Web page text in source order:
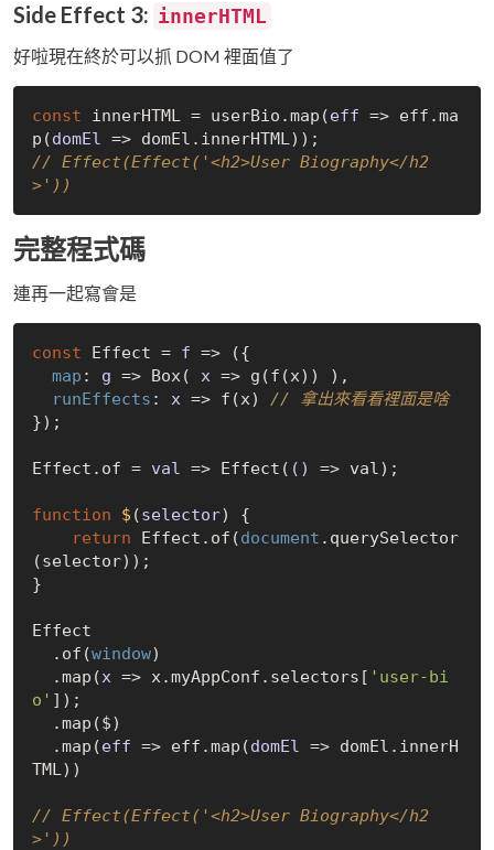
Side Effect 3: innerHTML
好啦現在終於可以抓 DOM 裡面值了
const innerHTML = userBio.map(eff => eff.ma
p(domEl =>
// Effect(Effect('<h2>User Biography</h2
>'))
完整程式碼
連再一起寫會是
const Effect = f => ({
map : g => Box( x => g(f(x)) ),
runEffects : x => f(x) // 拿出來看看裡面是啥
});
Effect.of = val => Effect( () => val);
function $ (selector) {
return Effect.of(document .querySelector
(selector));
}
Effect
  .of(
window)
  .map(
x => x.myAppConf.selectors[ 'user-bi
o' ]);
  .map(
eff => eff.map(domEl => domEl.innerH
TML))
// Effect(Effect('<h2>User Biography</h2
>'))